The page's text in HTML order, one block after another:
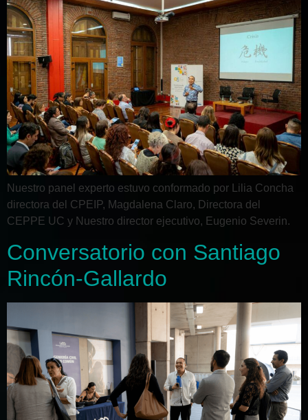
Nuestro panel experto estuvo conformado por Lilia Concha
directora del CPEIP, Magdalena Claro, Directora del
CEPPE UC y Nuestro director ejecutivo, Eugenio Severin.
Conversatorio con Santiago
Rincón-Gallardo